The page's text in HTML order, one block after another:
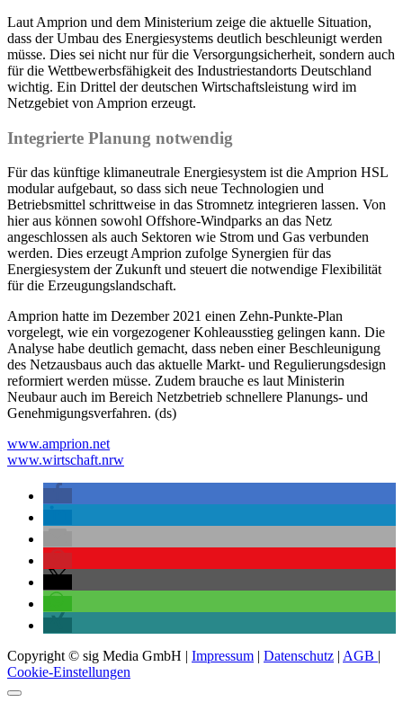
Laut Amprion und dem Ministerium zeige die aktuelle Situation,
dass der Umbau des Energiesystems deutlich beschleunigt werden
müsse. Dies sei nicht nur für die Versorgungsicherheit, sondern auch
für die Wettbewerbsfähigkeit des Industriestandorts Deutschland
wichtig. Ein Drittel der deutschen Wirtschaftsleistung wird im
Netzgebiet von Amprion erzeugt.
Integrierte Planung notwendig
Für das künftige klimaneutrale Energiesystem ist die Amprion HSL
modular aufgebaut, so dass sich neue Technologien und
Betriebsmittel schrittweise in das Stromnetz integrieren lassen. Von
hier aus können sowohl Offshore-Windparks an das Netz
angeschlossen als auch Sektoren wie Strom und Gas verbunden
werden. Dies erzeugt Amprion zufolge Synergien für das
Energiesystem der Zukunft und steuert die notwendige Flexibilität
für die Erzeugungslandschaft.
Amprion hatte im Dezember 2021 einen Zehn-Punkte-Plan
vorgelegt, wie ein vorgezogener Kohleausstieg gelingen kann. Die
Analyse habe deutlich gemacht, dass neben einer Beschleunigung
des Netzausbaus auch das aktuelle Markt- und Regulierungsdesign
reformiert werden müsse. Zudem brauche es laut Ministerin
Neubaur auch im Bereich Netzbetrieb schnellere Planungs- und
Genehmigungsverfahren. (ds)
www.amprion.net
www.wirtschaft.nrw
Copyright © sig Media GmbH | Impressum | Datenschutz | AGB |
Cookie-Einstellungen